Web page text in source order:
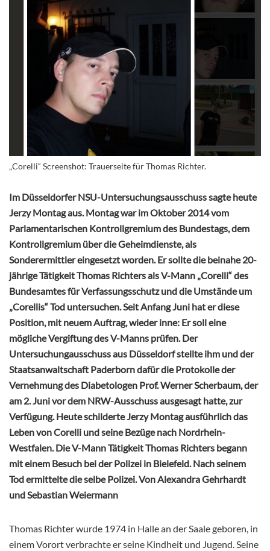
„Corelli“ Screenshot: Trauerseite für Thomas Richter.
Im Düsseldorfer NSU-Untersuchungsausschuss sagte heute
Jerzy Montag aus. Montag war im Oktober 2014 vom
Parlamentarischen Kontrollgremium des Bundestags, dem
Kontrollgremium über die Geheimdienste, als
Sonderermittler eingesetzt worden. Er sollte die beinahe 20-
jährige Tätigkeit Thomas Richters als V-Mann „Corelli“ des
Bundesamtes für Verfassungsschutz und die Umstände um
„Corellis“ Tod untersuchen. Seit Anfang Juni hat er diese
Position, mit neuem Auftrag, wieder inne: Er soll eine
mögliche Vergiftung des V-Manns prüfen. Der
Untersuchungausschuss aus Düsseldorf stellte ihm und der
Staatsanwaltschaft Paderborn dafür die Protokolle der
Vernehmung des Diabetologen Prof. Werner Scherbaum, der
am 2. Juni vor dem NRW-Ausschuss ausgesagt hatte, zur
Verfügung. Heute schilderte Jerzy Montag ausführlich das
Leben von Corelli und seine Bezüge nach Nordrhein-
Westfalen. Die V-Mann Tätigkeit Thomas Richters begann
mit einem Besuch bei der Polizei in Bielefeld. Nach seinem
Tod ermittelte die selbe Polizei. Von Alexandra Gehrhardt
und Sebastian Weiermann
Thomas Richter wurde 1974 in Halle an der Saale geboren, in
einem Vorort verbrachte er seine Kindheit und Jugend. Seine